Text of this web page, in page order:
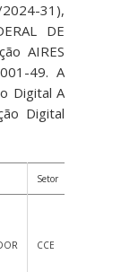
31),
DE
AIRES
49. A
Digital A
Digital
Setor
CCE